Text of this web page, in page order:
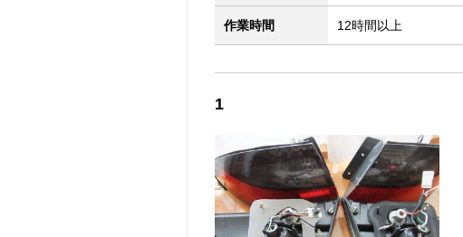
作業時間 12時間以上
1